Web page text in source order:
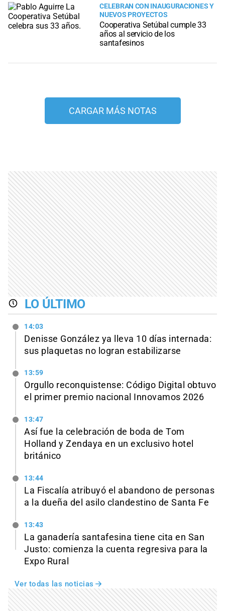
CELEBRAN CON INAUGURACIONES Y
NUEVOS PROYECTOS
Cooperativa Setúbal cumple 33
años al servicio de los
santafesinos
CARGAR MÁS NOTAS
LO ÚLTIMO
14:03
Denisse González ya lleva 10 días internada:
sus plaquetas no logran estabilizarse
13:59
Orgullo reconquistense: Código Digital obtuvo
el primer premio nacional Innovamos 2026
13:47
Así fue la celebración de boda de Tom
Holland y Zendaya en un exclusivo hotel
británico
13:44
La Fiscalía atribuyó el abandono de personas
a la dueña del asilo clandestino de Santa Fe
13:43
La ganadería santafesina tiene cita en San
Justo: comienza la cuenta regresiva para la
Expo Rural
Ver todas las noticias